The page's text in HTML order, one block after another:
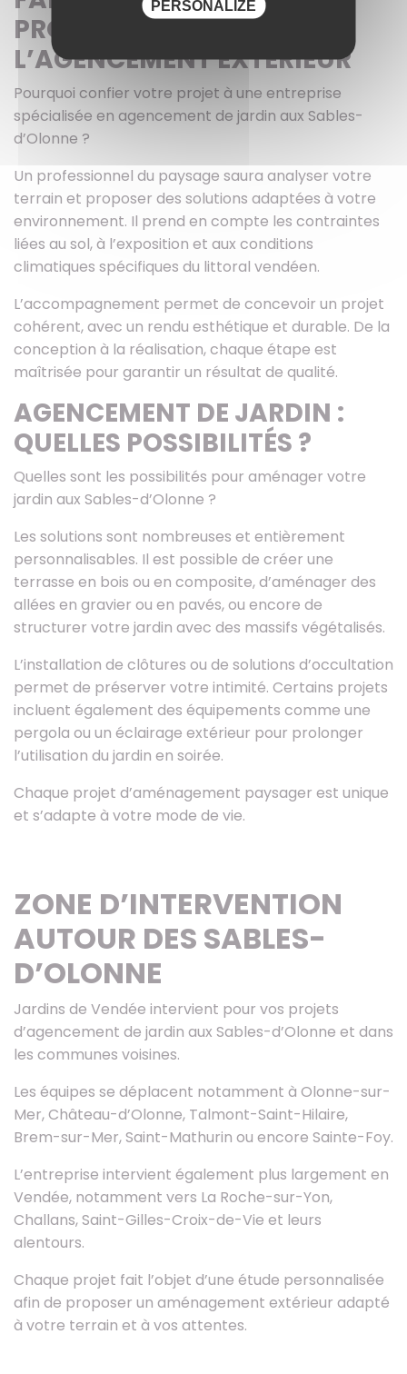
PROFESSIONNEL DE
L’AGENCEMENT EXTÉRIEUR
Pourquoi confier votre projet à une entreprise
spécialisée en agencement de jardin aux Sables-
d’Olonne ?
Un professionnel du paysage saura analyser votre
terrain et proposer des solutions adaptées à votre
environnement. Il prend en compte les contraintes
liées au sol, à l’exposition et aux conditions
climatiques spécifiques du littoral vendéen.
L’accompagnement permet de concevoir un projet
cohérent, avec un rendu esthétique et durable. De la
conception à la réalisation, chaque étape est
maîtrisée pour garantir un résultat de qualité.
AGENCEMENT DE JARDIN :
QUELLES POSSIBILITÉS ?
Quelles sont les possibilités pour aménager votre
jardin aux Sables-d’Olonne ?
Les solutions sont nombreuses et entièrement
personnalisables. Il est possible de créer une
terrasse en bois ou en composite, d’aménager des
allées en gravier ou en pavés, ou encore de
structurer votre jardin avec des massifs végétalisés.
L’installation de clôtures ou de solutions d’occultation
permet de préserver votre intimité. Certains projets
incluent également des équipements comme une
pergola ou un éclairage extérieur pour prolonger
l’utilisation du jardin en soirée.
Chaque projet d’aménagement paysager est unique
et s’adapte à votre mode de vie.
ZONE D’INTERVENTION
AUTOUR DES SABLES-
D’OLONNE
Jardins de Vendée intervient pour vos projets
d’agencement de jardin aux Sables-d’Olonne et dans
les communes voisines.
Les équipes se déplacent notamment à Olonne-sur-
Mer, Château-d’Olonne, Talmont-Saint-Hilaire,
Brem-sur-Mer, Saint-Mathurin ou encore Sainte-Foy.
L’entreprise intervient également plus largement en
Vendée, notamment vers La Roche-sur-Yon,
Challans, Saint-Gilles-Croix-de-Vie et leurs
alentours.
Chaque projet fait l’objet d’une étude personnalisée
afin de proposer un aménagement extérieur adapté
à votre terrain et à vos attentes.
PERSONALIZE